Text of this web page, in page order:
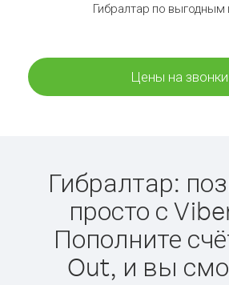
Гибралтар по выгодным
Цены на звонки
Гибралтар:
просто с
Пополните
Out, и вы